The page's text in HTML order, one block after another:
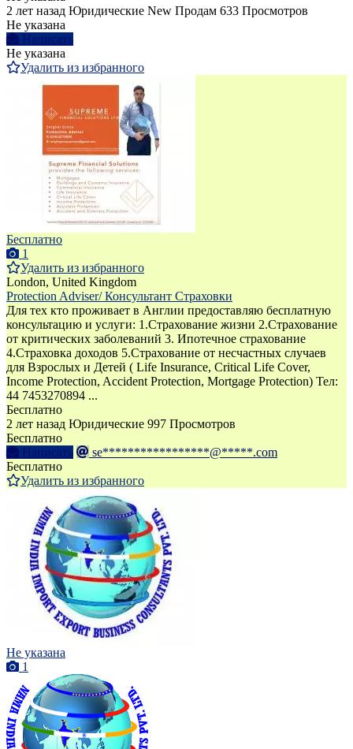
2 лет назад Юридические New Продам 633 Просмотров
Не указана
Написать
Не указана
Удалить из избранного
Бесплатно
1
Удалить из избранного
London, United Kingdom
Protection Adviser/ Консультант Страховки
Для тех кто проживает в Англии предоставляю бесплатную
консультацию и услуги: 1.Страхование жизни 2.Страхование
от критических заболеваний 3. Ипотечное страхование
4.Страховка доходов 5.Страхование от несчастных случаев
для Взрослых и Детей ( Life Insurance, Critical Life Cover,
Income Protection, Accident Protection, Mortgage Protection) Тел:
44 7453270894 ...
Бесплатно
2 лет назад Юридические 997 Просмотров
Бесплатно
Написать
se*****************@*****.com
Бесплатно
Удалить из избранного
Не указана
1